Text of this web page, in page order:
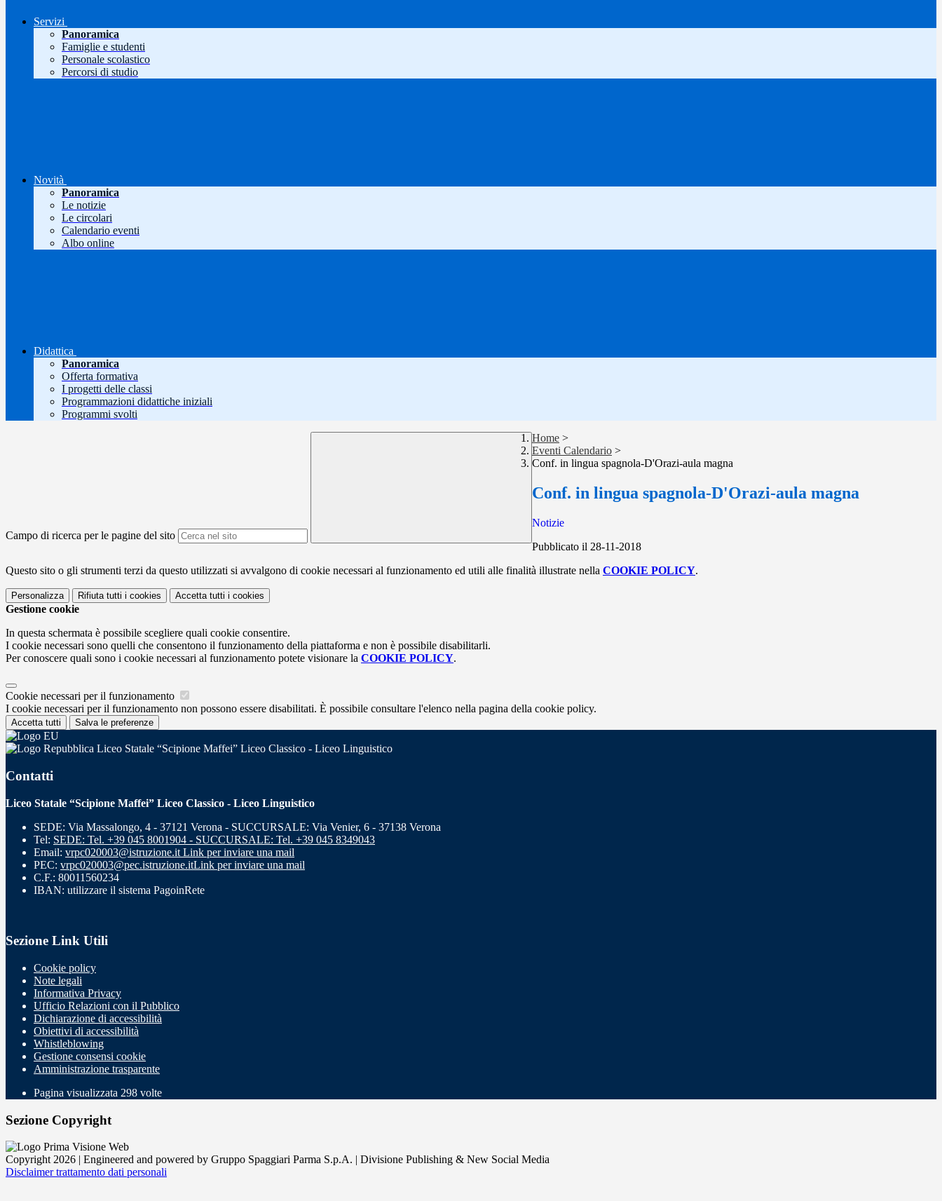
Servizi
Panoramica
Famiglie e studenti
Personale scolastico
Percorsi di studio
Novità
Panoramica
Le notizie
Le circolari
Calendario eventi
Albo online
Didattica
Panoramica
Offerta formativa
I progetti delle classi
Programmazioni didattiche iniziali
Programmi svolti
Campo di ricerca per le pagine del sito
Home >
Eventi Calendario >
Conf. in lingua spagnola-D'Orazi-aula magna
Conf. in lingua spagnola-D'Orazi-aula magna
Notizie
Pubblicato il 28-11-2018
Questo sito o gli strumenti terzi da questo utilizzati si avvalgono di cookie necessari al funzionamento ed utili alle finalità illustrate nella COOKIE POLICY.
Personalizza Rifiuta tutti i cookies Accetta tutti i cookies
Gestione cookie
In questa schermata è possibile scegliere quali cookie consentire.
I cookie necessari sono quelli che consentono il funzionamento della piattaforma e non è possibile disabilitarli.
Per conoscere quali sono i cookie necessari al funzionamento potete visionare la COOKIE POLICY.
Cookie necessari per il funzionamento
I cookie necessari per il funzionamento non possono essere disabilitati. È possibile consultare l'elenco nella pagina della cookie policy.
Accetta tutti Salva le preferenze
Liceo Statale “Scipione Maffei” Liceo Classico - Liceo Linguistico
Contatti
Liceo Statale “Scipione Maffei” Liceo Classico - Liceo Linguistico
SEDE: Via Massalongo, 4 - 37121 Verona - SUCCURSALE: Via Venier, 6 - 37138 Verona
Tel: SEDE: Tel. +39 045 8001904 - SUCCURSALE: Tel. +39 045 8349043
Email: vrpc020003@istruzione.it Link per inviare una mail
PEC: vrpc020003@pec.istruzione.itLink per inviare una mail
C.F.: 80011560234
IBAN: utilizzare il sistema PagoinRete
Sezione Link Utili
Cookie policy
Note legali
Informativa Privacy
Ufficio Relazioni con il Pubblico
Dichiarazione di accessibilità
Obiettivi di accessibilità
Whistleblowing
Gestione consensi cookie
Amministrazione trasparente
Pagina visualizzata 298 volte
Sezione Copyright
Copyright 2026 | Engineered and powered by Gruppo Spaggiari Parma S.p.A. | Divisione Publishing & New Social Media
Disclaimer trattamento dati personali